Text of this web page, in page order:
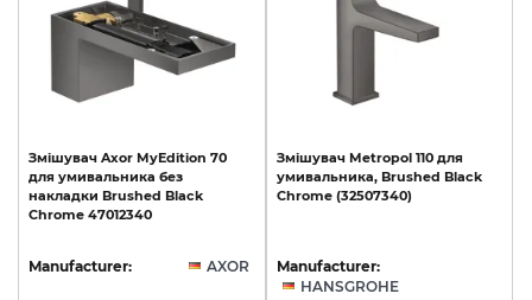
Змішувач Axor MyEdition 70
для умивальника без
накладки Brushed Black
Chrome 47012340
Manufacturer: AXOR
Змішувач Metropol 110 для
умивальника, Brushed Black
Chrome (32507340)
Manufacturer:
HANSGROHE